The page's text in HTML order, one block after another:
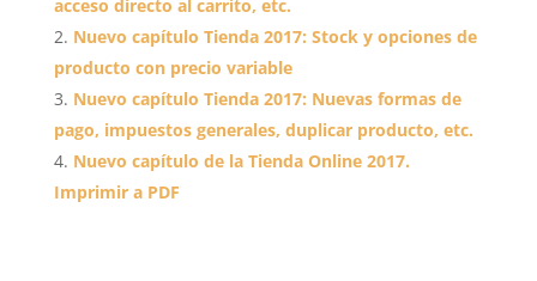
acceso directo al carrito, etc.
Nuevo capítulo Tienda 2017: Stock y opciones de
producto con precio variable
Nuevo capítulo Tienda 2017: Nuevas formas de
pago, impuestos generales, duplicar producto, etc.
Nuevo capítulo de la Tienda Online 2017.
Imprimir a PDF